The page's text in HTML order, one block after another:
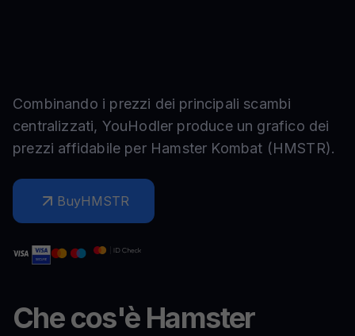
Combinando i prezzi dei principali scambi
centralizzati, YouHodler produce un grafico dei
prezzi affidabile per Hamster Kombat (HMSTR).
BuyHMSTR
Che cos'è Hamster